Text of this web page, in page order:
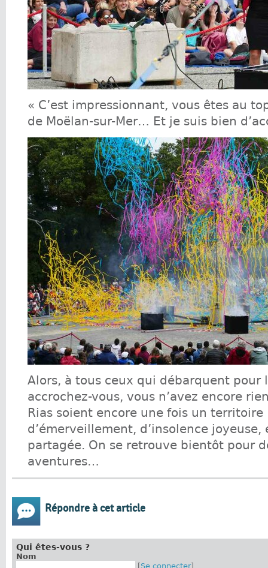
« C’est impressionnant, vous êtes au
de Moëlan-sur-Mer… Et je suis bien
Alors, à tous ceux qui débarquent pour
accrochez-vous, vous n’avez encore
Rias soient encore une fois un territoire
d’émerveillement, d’insolence joyeuse,
partagée. On se retrouve bientôt pour
aventures…
Répondre à cet article
Qui êtes-vous ?
Nom
[Se connecter]